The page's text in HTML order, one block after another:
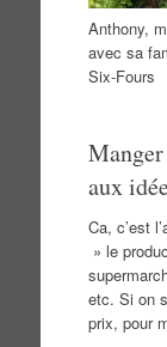
Anthony,
avec sa
Six-Fours
aux
Ca, c’est
» le
etc. Si on
prix, pour